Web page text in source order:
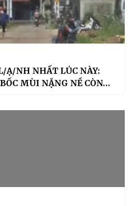
Ạ/NH NHẤT LÚC NÀY:
MÙI NẶNG NỀ CÒN…